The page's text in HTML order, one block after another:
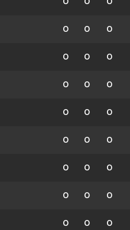
0 0 0
0 0 0
0 0 0
0 0 0
0 0 0
0 0 0
0 0 0
0 0 0